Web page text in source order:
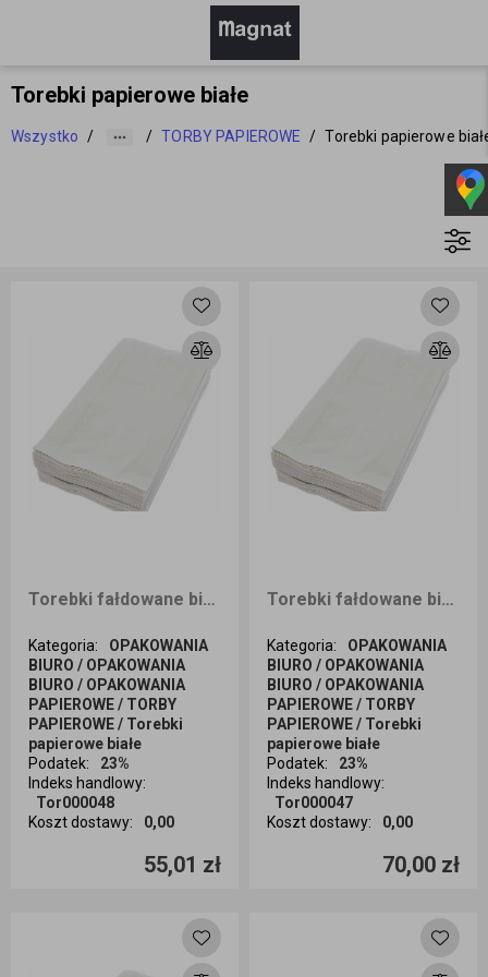
Torebki papierowe białe
Wszystko / / TORBY PAPIEROWE / Torebki papierowe
Torebki fałdowane białe 15x65x290
Kategoria:
OPAKOWANIA
BIURO / OPAKOWANIA
BIURO / OPAKOWANIA
PAPIEROWE / TORBY
PAPIEROWE / Torebki
papierowe białe
Podatek:
23%
Indeks handlowy:
Tor000048
Koszt dostawy: 0,00
55,01 zł
Ilość sztuk
Torebki fałdowane białe 180x80x350
Kategoria:
OPAKOWANIA
BIURO / OPAKOWANIA
BIURO / OPAKOWANIA
PAPIEROWE / TORBY
PAPIEROWE / Torebki
papierowe białe
Podatek:
23%
Indeks handlowy:
Tor000047
Koszt dostawy: 0,00
70,00 zł
Ilość sztuk